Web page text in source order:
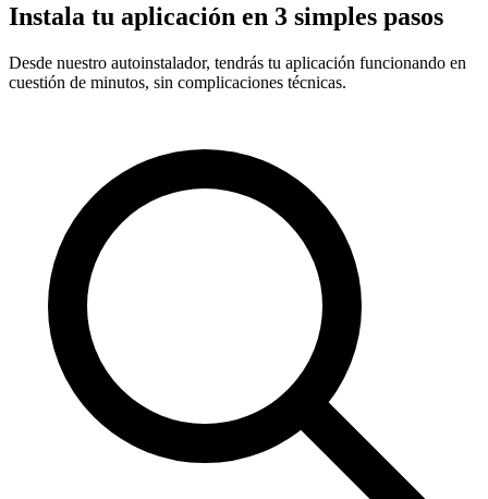
Instala tu aplicación en 3 simples pasos
Desde nuestro autoinstalador, tendrás tu aplicación funcionando en
cuestión de minutos, sin complicaciones técnicas.